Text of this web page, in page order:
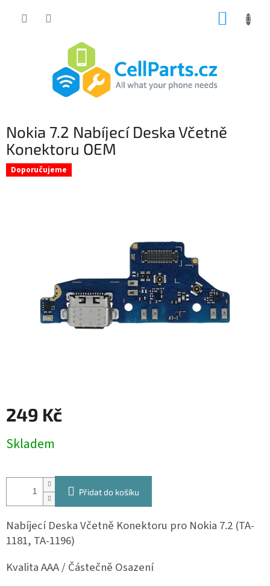
Nokia 7.2 Nabíjecí Deska Včetně
Konektoru OEM
Doporučujeme
249 Kč
cena:
Skladem
Přidat do košíku
Nabíjecí Deska Včetně Konektoru pro Nokia 7.2 (TA-
1181, TA-1196)
Kvalita AAA / Částečně Osazení